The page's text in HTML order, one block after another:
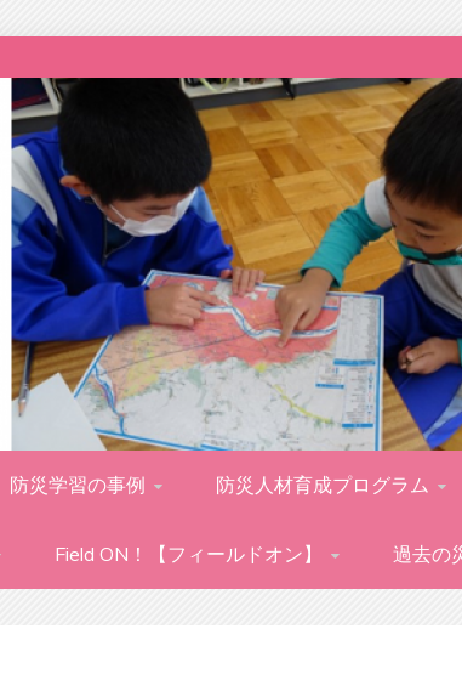
防災学習の事例 防災人材育成プログラム
Field ON！【フィールドオン】 過去の